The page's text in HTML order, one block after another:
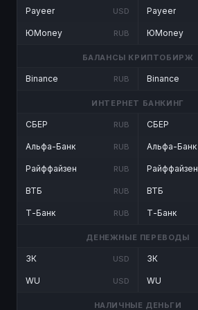
Payeer USD
ЮMoney RUB
Payeer
ЮMoney
БАЛАНСЫ КРИПТОБИРЖ
Binance RUB Binance
ИНТЕРНЕТ БАНКИНГ
СБЕР RUB
Альфа-Банк RUB
Райффайзен RUB
ВТБ RUB
Т-Банк RUB
СБЕР
Альфа-Банк
Райффайзен
ВТБ
Т-Банк
ДЕНЕЖНЫЕ ПЕРЕВОДЫ
ЗК USD
WU USD
ЗК
WU
НАЛИЧНЫЕ ДЕНЬГИ